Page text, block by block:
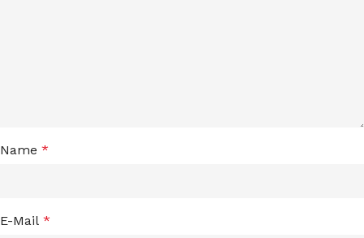
Name *
E-Mail *